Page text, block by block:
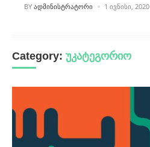
POSTED
BY ᲐᲓᲛᲘᲜᲘᲡᲢᲠᲐᲢᲝᲠᲘ 1 ᲘᲕᲜᲘᲡᲘ, 2020
Category: უკატეგორიო